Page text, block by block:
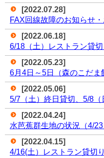
[2022.07.28]
FAX回線故障のお知らせ
[2022.06.18]
6/18（土）レストラン貸切
[2022.05.23]
6月4日～5日（森のこだ
[2022.05.06]
5/7（土）終日貸切、5/8
[2022.04.24]
水芭蕉群生地の状況（4/23
[2022.04.15]
4/16(土）レストラン貸切